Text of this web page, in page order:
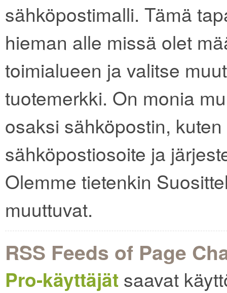
sähköpostimalli. Tämä
hieman alle missä olet
toimialueen ja valitse
tuotemerkki. On monia
osaksi sähköpostin,
sähköpostiosoite ja
Olemme tietenkin
muuttuvat.
RSS Feeds of Page
Pro-käyttäjät saavat